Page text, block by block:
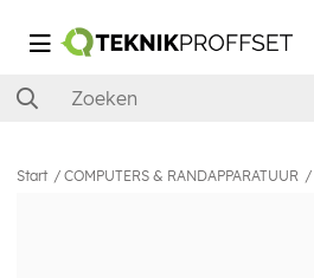
Start COMPUTERS & RANDAPPARATUUR